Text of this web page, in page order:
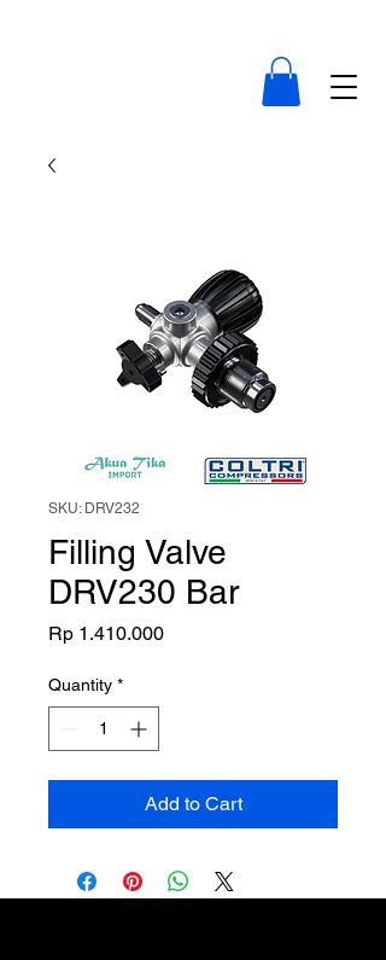
SKU: DRV232
Filling Valve
DRV230 Bar
Rp 1.410.000Price
Quantity *
Add to Cart